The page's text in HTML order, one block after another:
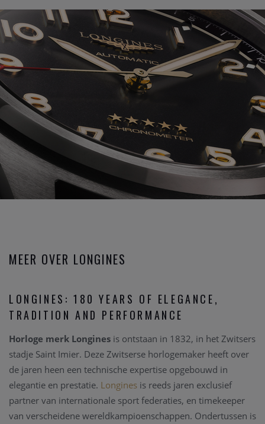
MEER OVER LONGINES
LONGINES: 180 YEARS OF ELEGANCE,
TRADITION AND PERFORMANCE
Horloge merk Longines is ontstaan in 1832, in het Zwitsers
stadje Saint Imier. Deze Zwitserse horlogemaker heeft over
de jaren heen een technische expertise opgebouwd in
elegantie en prestatie. Longines is reeds jaren exclusief
partner van internationale sport federaties, en timekeeper
van verscheidene wereldkampioenschappen. Ondertussen is